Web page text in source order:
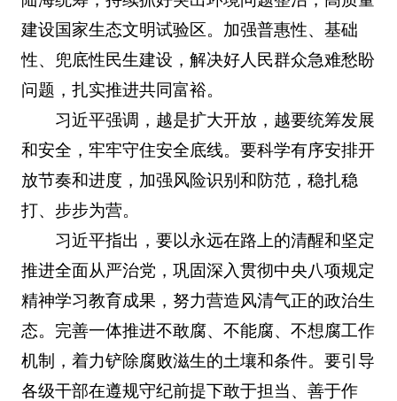
建设国家生态文明试验区。加强普惠性、基础
性、兜底性民生建设，解决好人民群众急难愁盼
问题，扎实推进共同富裕。
习近平强调，越是扩大开放，越要统筹发展
和安全，牢牢守住安全底线。要科学有序安排开
放节奏和进度，加强风险识别和防范，稳扎稳
打、步步为营。
习近平指出，要以永远在路上的清醒和坚定
推进全面从严治党，巩固深入贯彻中央八项规定
精神学习教育成果，努力营造风清气正的政治生
态。完善一体推进不敢腐、不能腐、不想腐工作
机制，着力铲除腐败滋生的土壤和条件。要引导
各级干部在遵规守纪前提下敢于担当、善于作